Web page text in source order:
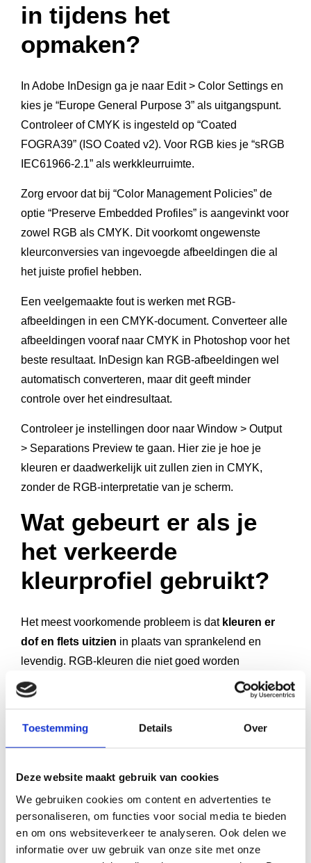
Toestemming Details Over
Deze website maakt gebruik van cookies
We gebruiken cookies om content en advertenties te
personaliseren, om functies voor social media te bieden
en om ons websiteverkeer te analyseren. Ook delen we
informatie over uw gebruik van onze site met onze
in tijdens het
opmaken?
In Adobe InDesign ga je naar Edit > Color Settings en
kies je “Europe General Purpose 3” als uitgangspunt.
Controleer of CMYK is ingesteld op “Coated
FOGRA39” (ISO Coated v2). Voor RGB kies je “sRGB
IEC61966-2.1” als werkkleurruimte.
Zorg ervoor dat bij “Color Management Policies” de
optie “Preserve Embedded Profiles” is aangevinkt voor
zowel RGB als CMYK. Dit voorkomt ongewenste
kleurconversies van ingevoegde afbeeldingen die al
het juiste profiel hebben.
Een veelgemaakte fout is werken met RGB-
afbeeldingen in een CMYK-document. Converteer alle
afbeeldingen vooraf naar CMYK in Photoshop voor het
beste resultaat. InDesign kan RGB-afbeeldingen wel
automatisch converteren, maar dit geeft minder
controle over het eindresultaat.
Controleer je instellingen door naar Window > Output
> Separations Preview te gaan. Hier zie je hoe je
kleuren er daadwerkelijk uit zullen zien in CMYK,
zonder de RGB-interpretatie van je scherm.
Wat gebeurt er als je
het verkeerde
kleurprofiel gebruikt?
Het meest voorkomende probleem is dat kleuren er
dof en flets uitzien in plaats van sprankelend en
levendig. RGB-kleuren die niet goed worden
geconverteerd naar CMYK verliezen hun helderheid
en kunnen een grijzige ondertoon krijgen.
Specifieke problemen die je kunt tegenkomen:
bordeaux
Groene kleuren verschuiven naar geel of worden
modderig